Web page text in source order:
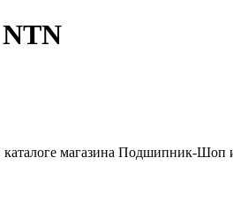
магазина Подшипник-Шоп